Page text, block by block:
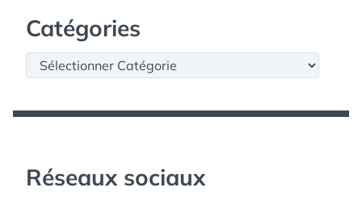
Catégories
Catégories
Réseaux sociaux